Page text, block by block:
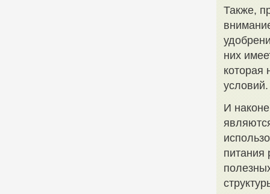
Также,
них
которая
условий.
И
питания